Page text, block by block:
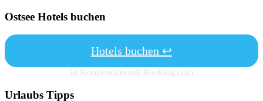
Ostsee Hotels buchen
Hotels buchen ↩
in Kooperation mit Booking.com
Urlaubs Tipps